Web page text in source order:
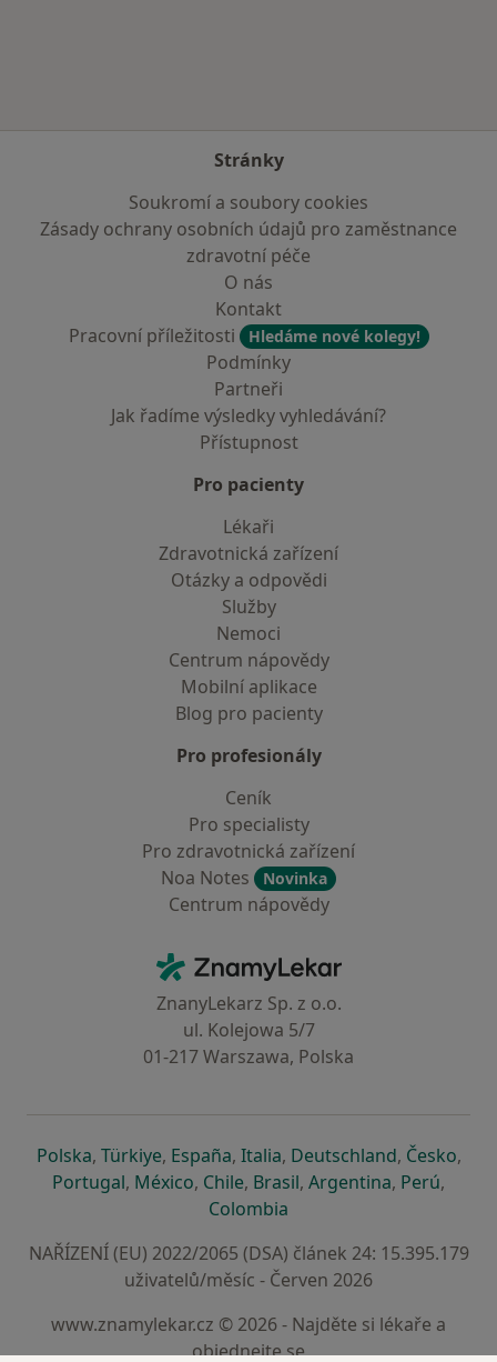
Stránky
Soukromí a soubory cookies
Zásady ochrany osobních údajů pro zaměstnance
zdravotní péče
O nás
Kontakt
Pracovní příležitosti
Hledáme nové kolegy!
Podmínky
Partneři
Jak řadíme výsledky vyhledávání?
Přístupnost
Pro pacienty
Lékaři
Zdravotnická zařízení
Otázky a odpovědi
Služby
Nemoci
Centrum nápovědy
Mobilní aplikace
Blog pro pacienty
Pro profesionály
Ceník
Pro specialisty
Pro zdravotnická zařízení
Noa Notes
Novinka
Centrum nápovědy
ZnamyLekar - Hlavní stránka
ZnanyLekarz Sp. z o.o.
ul. Kolejowa 5/7
01-217 Warszawa, Polska
Polskase otevře v nové záložce
, Türkiyese otevře v nové záložce
, Españase otevře v nové záložce
, Italiase otevře v nové záložce
, Deutschlandse otevře v
, Českose
,
Portugalse otevře v nové záložce
, Méxicose otevře v nové záložce
, Chilese otevře v nové záložce
, Brasilse otevře v nové
, Argentinase otevře v
, Perúse
,
Colombia
NAŘÍZENÍ (EU) 2022/2065 (DSA) článek 24: 15.395.179
uživatelů/měsíc - Červen 2026
www.znamylekar.cz © 2026 - Najděte si lékaře a
objednejte se